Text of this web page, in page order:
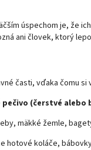
úspechom je, že
ani človek, ktorý
časti, vďaka čomu si
(čerstvé alebo
mäkké žemle,
hotové koláče,